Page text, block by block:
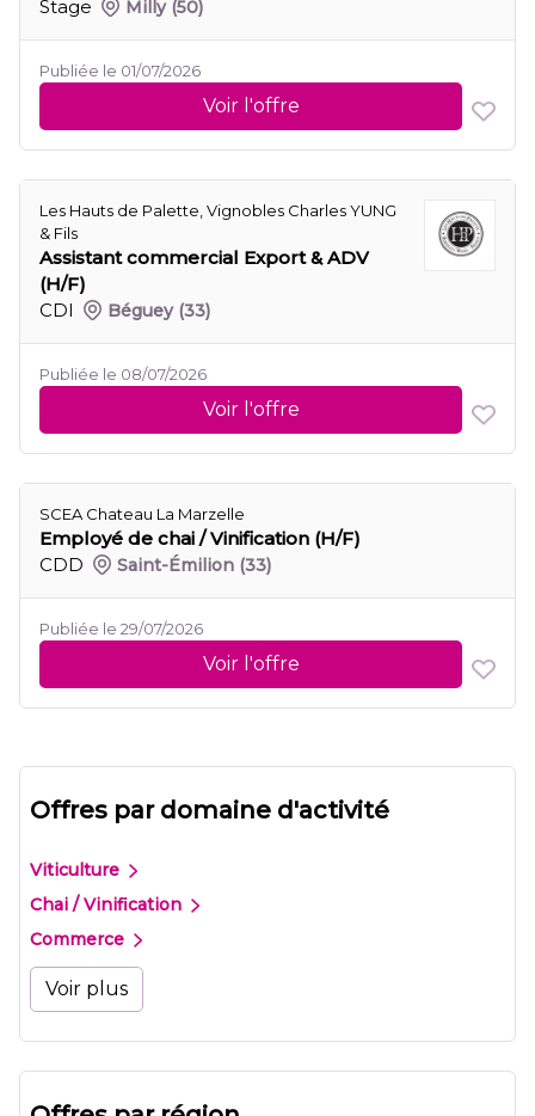
Stage Milly (50)
Publiée le 01/07/2026
Voir l'offre
Les Hauts de Palette, Vignobles Charles YUNG
& Fils
Assistant commercial Export & ADV
(H/F)
CDI
Béguey (33)
Publiée le 08/07/2026
Voir l'offre
SCEA Chateau La Marzelle
Employé de chai / Vinification (H/F)
CDD
Saint-Émilion (33)
Publiée le 29/07/2026
Voir l'offre
Offres par domaine d'activité
Viticulture
Chai / Vinification
Commerce
Voir plus